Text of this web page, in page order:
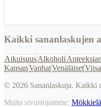
Kaikki sananlaskujen
AikuisuusAlkoholi
KansanVanhatVenäläiset
© 2026 Sananlaskuja. Kaikki
Muita sivustojamme: